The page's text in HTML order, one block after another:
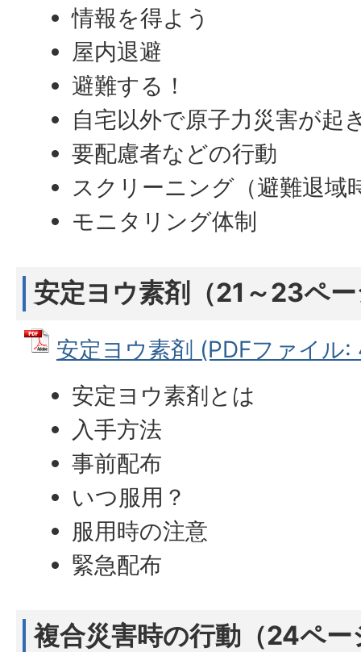
情報を得よう
屋内退避
避難する！
自宅以外で原子力災害が起
要配慮者などの行動
スクリーニング（避難退域
モニタリング体制
安定ヨウ素剤（21～23ペ
安定ヨウ素剤 (PDFファイル:
安定ヨウ素剤とは
入手方法
事前配布
いつ服用？
服用時の注意
緊急配布
複合災害時の行動（24ペー